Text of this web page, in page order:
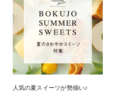
人気の夏スイーツが勢揃い♪